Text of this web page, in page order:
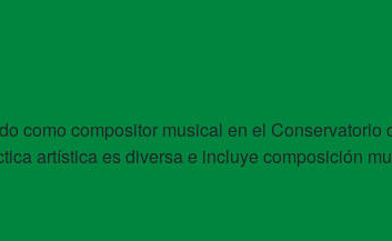
como compositor musical en el
artística es diversa e incluye composición